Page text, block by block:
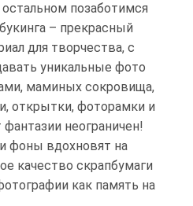
позаботимся
– прекрасный
для творчества, с
уникальные фото
маминых сокровища,
открытки, фоторамки и
неограничен!
фоны вдохновят на
качество скрапбумаги
как память на